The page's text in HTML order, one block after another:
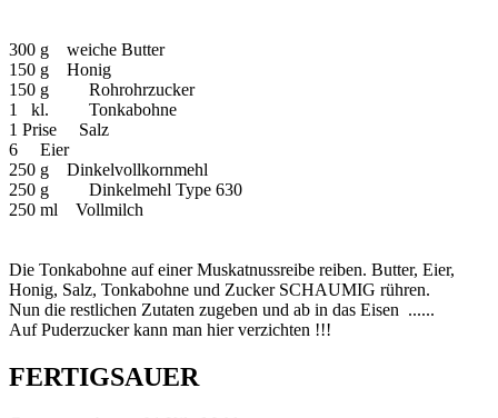
300 g weiche Butter
150 g Honig
150 g Rohrohrzucker
1 kl. Tonkabohne
1 Prise Salz
6 Eier
250 g Dinkelvollkornmehl
250 g Dinkelmehl Type 630
250 ml Vollmilch
Die Tonkabohne auf einer Muskatnussreibe reiben. Butter, Eier,
Honig, Salz, Tonkabohne und Zucker SCHAUMIG rühren.
Nun die restlichen Zutaten zugeben und ab in das Eisen ......
Auf Puderzucker kann man hier verzichten !!!
FERTIGSAUER